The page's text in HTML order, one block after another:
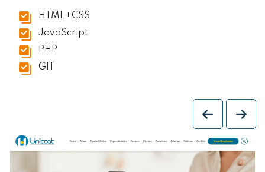
HTML+CSS
JavaScript
PHP
GIT